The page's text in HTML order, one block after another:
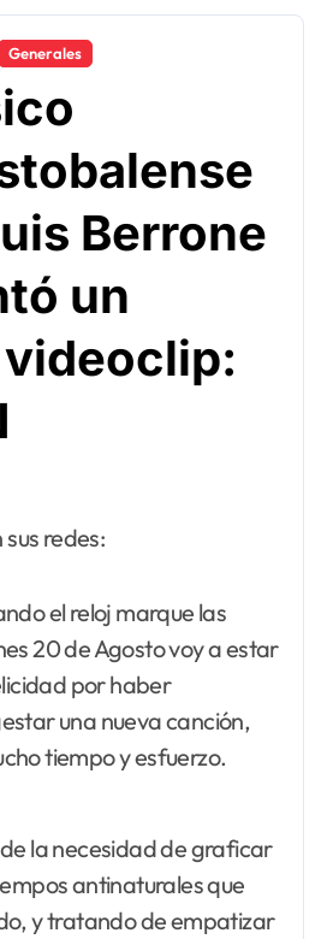
Generales
Berrone
un
sus redes:
el reloj marque las
20 de Agosto voy a estar
por haber
una nueva canción,
tiempo y esfuerzo.
de la necesidad de graficar
antinaturales que
y tratando de empatizar